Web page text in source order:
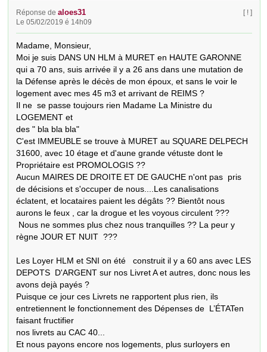
Réponse dealoes31
Le 05/02/2019 é 14h09
[ ! ]
Madame, Monsieur,
Moi je suis DANS UN HLM à MURET en HAUTE GARONNE
qui a 70 ans, suis arrivée il y a 26 ans dans une mutation de
la Défense après le décès de mon époux, et sans le voir le
logement avec mes 45 m3 et arrivant de REIMS ?
Il ne  se passe toujours rien Madame La Ministre du
LOGEMENT et
des " bla bla bla"
C'est IMMEUBLE se trouve à MURET au SQUARE DELPECH
31600, avec 10 étage et d'aune grande vétuste dont le
Propriétaire est PROMOLOGIS ??
Aucun MAIRES DE DROITE ET DE GAUCHE n'ont pas  pris
de décisions et s'occuper de nous....Les canalisations
éclatent, et locataires paient les dégâts ?? Bientôt nous
aurons le feux , car la drogue et les voyous circulent ???
règne JOUR ET NUIT  ???
Les Loyer HLM et SNI on été   construit il y a 60 ans avec LES
DEPOTS  D'ARGENT sur nos Livret A et autres, donc nous les
avons dejà payés ?
Puisque ce jour ces Livrets ne rapportent plus rien, ils
entretiennent le fonctionnement des Dépenses de  L’ÉTATen
faisant fructifier
nos livrets au CAC 40...
Et nous payons encore nos logements, plus surloyers en